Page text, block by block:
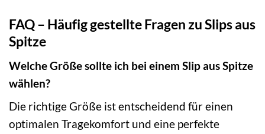
FAQ – Häufig gestellte Fragen zu Slips aus
Spitze
Welche Größe sollte ich bei einem Slip aus Spitze
wählen?
Die richtige Größe ist entscheidend für einen
optimalen Tragekomfort und eine perfekte